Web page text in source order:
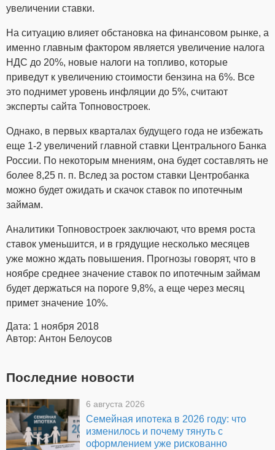
увеличении ставки.
На ситуацию влияет обстановка на финансовом рынке, а
именно главным фактором является увеличение налога
НДС до 20%, новые налоги на топливо, которые
приведут к увеличению стоимости бензина на 6%. Все
это поднимет уровень инфляции до 5%, считают
эксперты сайта Топновостроек.
Однако, в первых кварталах будущего года не избежать
еще 1-2 увеличений главной ставки Центрального Банка
России. По некоторым мнениям, она будет составлять не
более 8,25 п. п. Вслед за ростом ставки Центробанка
можно будет ожидать и скачок ставок по ипотечным
займам.
Аналитики Топновостроек заключают, что время роста
ставок уменьшится, и в грядущие несколько месяцев
уже можно ждать повышения. Прогнозы говорят, что в
ноябре среднее значение ставок по ипотечным займам
будет держаться на пороге 9,8%, а еще через месяц
примет значение 10%.
Дата: 1 ноября 2018
Автор: Антон Белоусов
Последние новости
6 августа 2026
Семейная ипотека в 2026 году: что
изменилось и почему тянуть с
оформлением уже рискованно